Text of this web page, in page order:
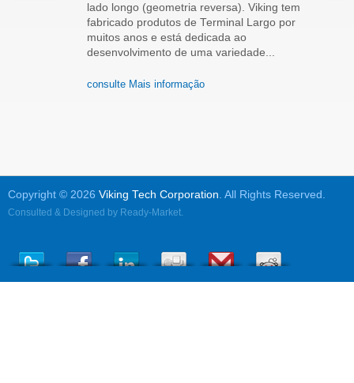
lado longo (geometria reversa). Viking tem
fabricado produtos de Terminal Largo por
muitos anos e está dedicada ao
desenvolvimento de uma variedade...
consulte Mais informação
Copyright © 2026 Viking Tech Corporation. All Rights Reserved.
Consulted & Designed by Ready-Market.